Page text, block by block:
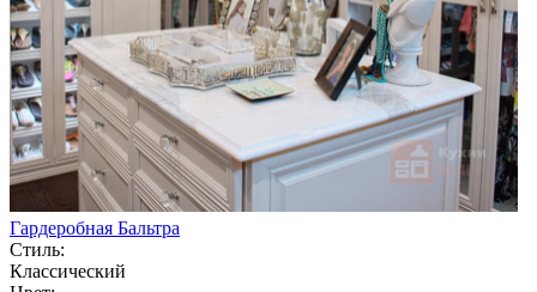
Гардеробная Бальтра
Стиль:
Классический